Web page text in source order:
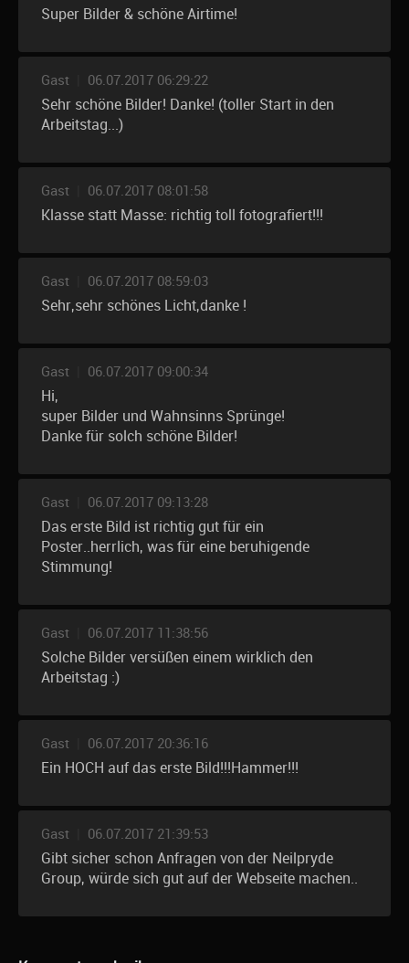
Super Bilder & schöne Airtime!
Gast 06.07.2017 06:29:22
Sehr schöne Bilder! Danke! (toller Start in den
Arbeitstag...)
Gast 06.07.2017 08:01:58
Klasse statt Masse: richtig toll fotografiert!!!
Gast 06.07.2017 08:59:03
Sehr,sehr schönes Licht,danke !
Gast 06.07.2017 09:00:34
Hi,
super Bilder und Wahnsinns Sprünge!
Danke für solch schöne Bilder!
Gast 06.07.2017 09:13:28
Das erste Bild ist richtig gut für ein
Poster..herrlich, was für eine beruhigende
Stimmung!
Gast 06.07.2017 11:38:56
Solche Bilder versüßen einem wirklich den
Arbeitstag :)
Gast 06.07.2017 20:36:16
Ein HOCH auf das erste Bild!!!Hammer!!!
Gast 06.07.2017 21:39:53
Gibt sicher schon Anfragen von der Neilpryde
Group, würde sich gut auf der Webseite machen..